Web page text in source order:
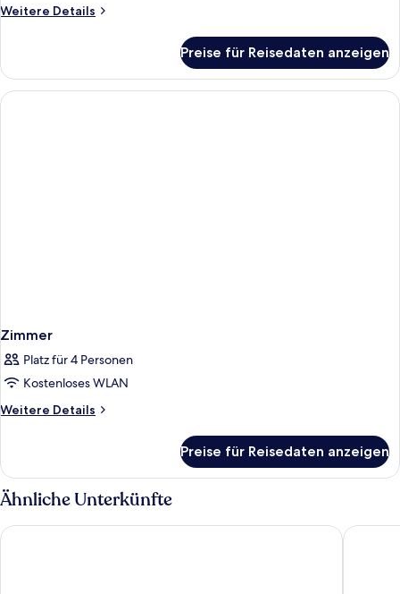
Weitere Details
Weitere
Preise für Reisedaten anzeigen
Zimmer
Platz für 4 Personen
Kostenloses WLAN
Weitere Details
Weitere
Preise für Reisedaten anzeigen
Ähnliche Unterkünfte
Grande Centre Point Space Pattaya Holiday